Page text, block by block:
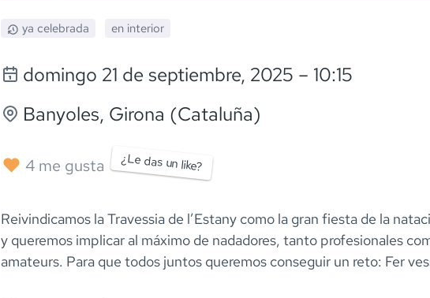
ya celebrada en interior
domingo 21 de septiembre, 2025 – 10:15
Banyoles, Girona (Cataluña)
4 me gusta ¿Le das un like?
Reivindicamos la Travessia de l’Estany como la gran fiesta de la
y queremos implicar al máximo de nadadores, tanto profesionales
amateurs. Para que todos juntos queremos conseguir un reto: Fer